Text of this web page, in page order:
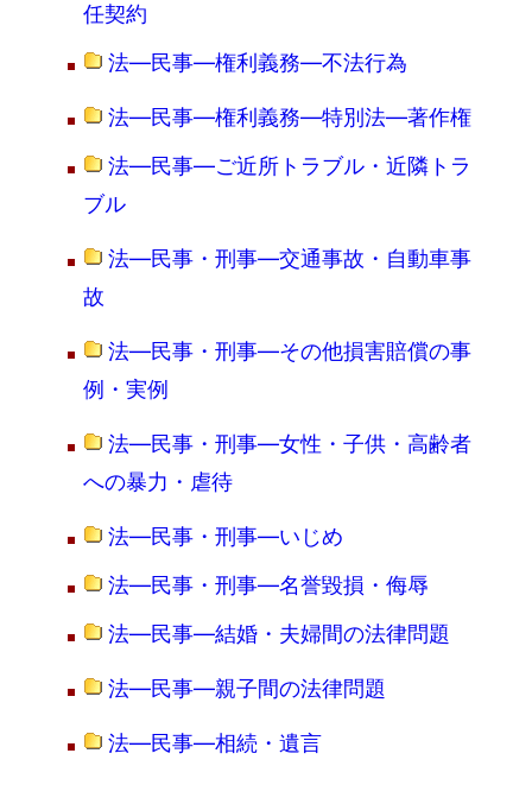
任契約
法―民事―権利義務―不法行為
法―民事―権利義務―特別法―著作権
法―民事―ご近所トラブル・近隣トラ
ブル
法―民事・刑事―交通事故・自動車事
故
法―民事・刑事―その他損害賠償の事
例・実例
法―民事・刑事―女性・子供・高齢者
への暴力・虐待
法―民事・刑事―いじめ
法―民事・刑事―名誉毀損・侮辱
法―民事―結婚・夫婦間の法律問題
法―民事―親子間の法律問題
法―民事―相続・遺言